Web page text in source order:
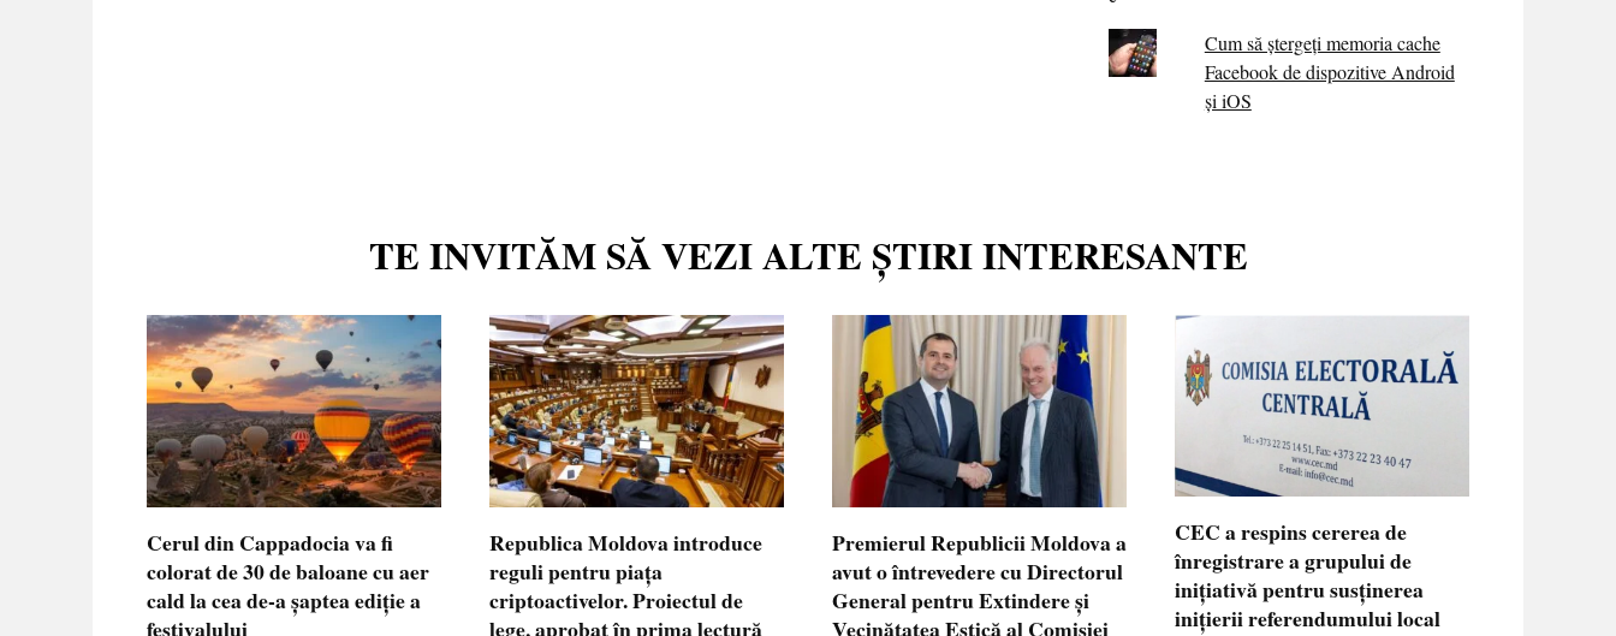
Cum să ștergeți memoria cache
Facebook de dispozitive Android
și iOS
TE INVITĂM SĂ VEZI ALTE ȘTIRI INTERESANTE
Cerul din Cappadocia va fi
colorat de 30 de baloane cu aer
cald la cea de-a șaptea ediție a
festivalului
Republica Moldova introduce
reguli pentru piața
criptoactivelor. Proiectul de
lege, aprobat în prima lectură
Premierul Republicii Moldova a
avut o întrevedere cu Directorul
General pentru Extindere și
Vecinătatea Estică al Comisiei
CEC a respins cererea de
înregistrare a grupului de
inițiativă pentru susținerea
inițierii referendumului local